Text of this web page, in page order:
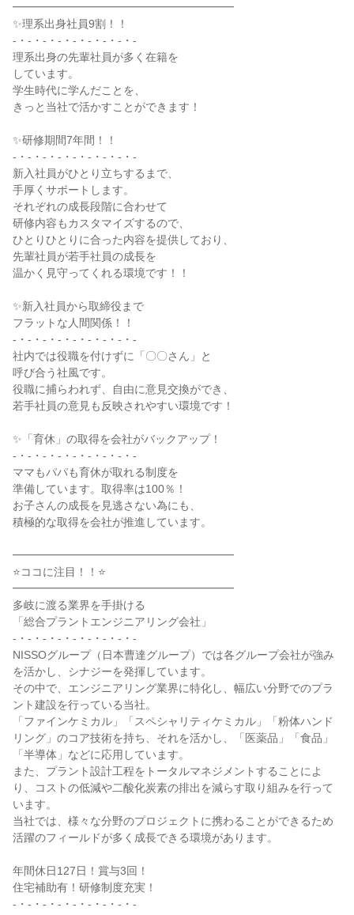
━━━━━━━━━━━━━━━━━━━━
✨理系出身社員9割！！
-・-・-・-・-・-・-・-・-
理系出身の先輩社員が多く在籍を
しています。
学生時代に学んだことを、
きっと当社で活かすことができます！
✨研修期間7年間！！
-・-・-・-・-・-・-・-・-
新入社員がひとり立ちするまで、
手厚くサポートします。
それぞれの成長段階に合わせて
研修内容もカスタマイズするので、
ひとりひとりに合った内容を提供しており、
先輩社員が若手社員の成長を
温かく見守ってくれる環境です！！
✨新入社員から取締役まで
フラットな人間関係！！
-・-・-・-・-・-・-・-・-
社内では役職を付けずに「〇〇さん」と
呼び合う社風です。
役職に捕らわれず、自由に意見交換ができ、
若手社員の意見も反映されやすい環境です！
✨「育休」の取得を会社がバックアップ！
-・-・-・-・-・-・-・-・-
ママもパパも育休が取れる制度を
準備しています。取得率は100％！
お子さんの成長を見逃さない為にも、
積極的な取得を会社が推進しています。
━━━━━━━━━━━━━━━━━━━━
⭐ココに注目！！⭐
━━━━━━━━━━━━━━━━━━━━
多岐に渡る業界を手掛ける
「総合プラントエンジニアリング会社」
-・-・-・-・-・-・-・-・-
NISSOグループ（日本曹達グループ）では各グループ会社が強み
を活かし、シナジーを発揮しています。
その中で、エンジニアリング業界に特化し、幅広い分野でのプラ
ント建設を行っている当社。
「ファインケミカル」「スペシャリティケミカル」「粉体ハンド
リング」のコア技術を持ち、それを活かし、「医薬品」「食品」
「半導体」などに応用しています。
また、プラント設計工程をトータルマネジメントすることによ
り、コストの低減や二酸化炭素の排出を減らす取り組みを行って
います。
当社では、様々な分野のプロジェクトに携わることができるため
活躍のフィールドが多く成長できる環境があります。
年間休日127日！賞与3回！
住宅補助有！研修制度充実！
-・-・-・-・-・-・-・-・-